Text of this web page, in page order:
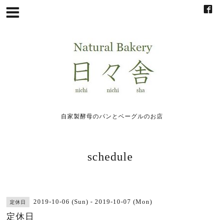
自家製酵母のパンとベーグルのお店
schedule
定休日 2019-10-06 (Sun) - 2019-10-07 (Mon)
定休日